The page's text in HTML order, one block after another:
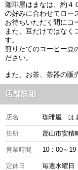
珈琲屋はまなは、約４
の好みに合わせてロー
お待ちいただく間にコ
また、豆だけではなく
す。
煎りたてのコーヒー豆
ださい。
また、お茶、茶器の販
店舗詳細
店名 珈琲屋 は
住所 郡山市安積
営業時間 10：00～19
定休日 毎週水曜日